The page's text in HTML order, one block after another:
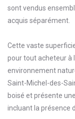
sont vendus
acquis séparément.
Cette vaste
pour tout acheteur à
environnement
Saint-Michel-des-
boisé et présente
incluant la présence